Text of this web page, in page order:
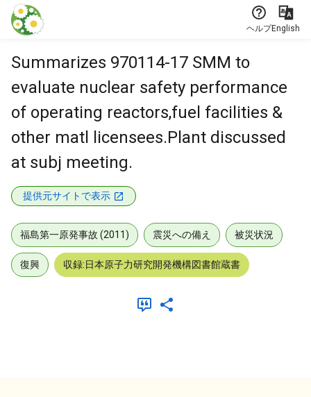
本文に飛ぶ
ヘルプEnglish
Summarizes 970114-17 SMM to
evaluate nuclear safety performance
of operating reactors,fuel facilities &
other matl licensees.Plant discussed
at subj meeting.
提供元サイトで表示
福島第一原発事故 (2011) 震災への備え 被災状況
復興 収録:日本原子力研究開発機構図書館蔵書